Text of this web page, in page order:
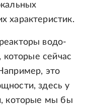
характеристик.
водо-
которые сейчас
это
здесь у
которые мы бы